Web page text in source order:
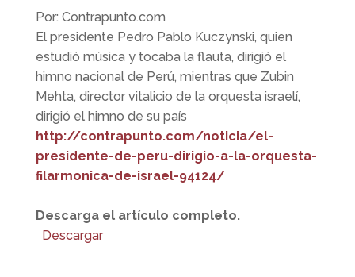
Por: Contrapunto.com
El presidente Pedro Pablo Kuczynski, quien
estudió música y tocaba la flauta, dirigió el
himno nacional de Perú, mientras que Zubin
Mehta, director vitalicio de la orquesta israelí,
dirigió el himno de su país
http://contrapunto.com/noticia/el-
presidente-de-peru-dirigio-a-la-orquesta-
filarmonica-de-israel-94124/
Descarga el artículo completo.
Descargar